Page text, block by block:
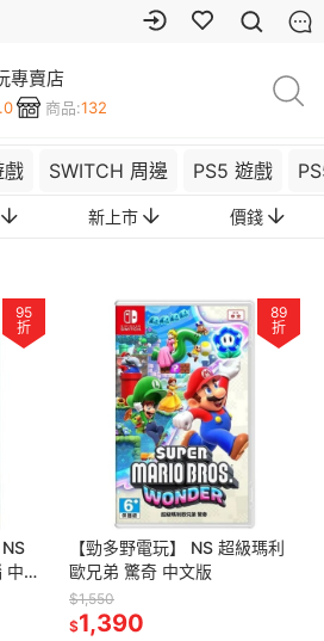
專賣店
商品:132
戲 SWITCH 周邊 PS5 遊戲
新上市 價錢
95
折
中文
89
折
【勁多野電玩】 NS 超級瑪利
歐兄弟 驚奇 中文版
$1,550
$1,390